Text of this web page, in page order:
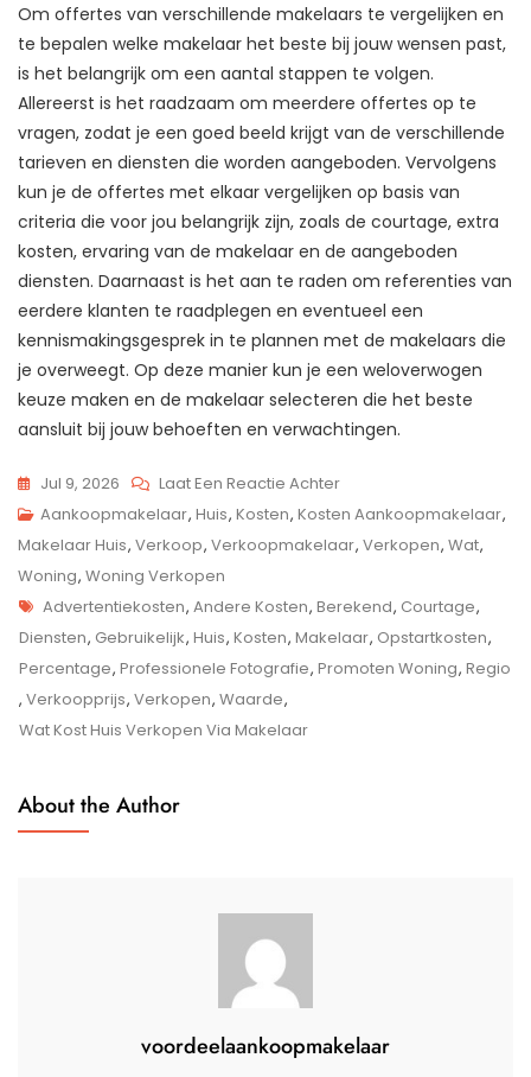
Om offertes van verschillende makelaars te vergelijken en
te bepalen welke makelaar het beste bij jouw wensen past,
is het belangrijk om een aantal stappen te volgen.
Allereerst is het raadzaam om meerdere offertes op te
vragen, zodat je een goed beeld krijgt van de verschillende
tarieven en diensten die worden aangeboden. Vervolgens
kun je de offertes met elkaar vergelijken op basis van
criteria die voor jou belangrijk zijn, zoals de courtage, extra
kosten, ervaring van de makelaar en de aangeboden
diensten. Daarnaast is het aan te raden om referenties van
eerdere klanten te raadplegen en eventueel een
kennismakingsgesprek in te plannen met de makelaars die
je overweegt. Op deze manier kun je een weloverwogen
keuze maken en de makelaar selecteren die het beste
aansluit bij jouw behoeften en verwachtingen.
Jul 9, 2026 Laat Een Reactie AchterOp
Kosten
Huis
Via
Makelaar:
Wat
Aankoopmakelaar, Huis, Kosten, Kosten Aankoopmakelaar,
Makelaar Huis, Verkoop, Verkoopmakelaar, Verkopen, Wat,
Woning, Woning Verkopen
Tags
Advertentiekosten, Andere Kosten, Berekend, Courtage,
Diensten, Gebruikelijk, Huis, Kosten, Makelaar, Opstartkosten,
Percentage, Professionele Fotografie, Promoten Woning, Regio
, Verkoopprijs, Verkopen, Waarde,
Wat Kost Huis Verkopen Via Makelaar
About the Author
voordeelaankoopmakelaar